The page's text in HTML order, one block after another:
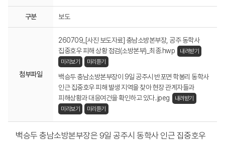
구분 보도
첨부파일
260709_[사진 보도자료] 충남소방본부장, 공주 동학사
집중호우 피해 상황 점검(소방본부)_최종.hwp
내려받기
미리보기
미리듣기
백승두 충남소방본부장이 9일 공주시 반포면 학봉리 동학사
인근 집중호우 피해 발생 지역을 찾아 현장 관계자들과
피해상황과 대응여건을 확인하고 있다..jpeg
내려받기
미리보기
미리듣기
백승두 충남소방본부장은 9일 공주시 동학사 인근 집중호우